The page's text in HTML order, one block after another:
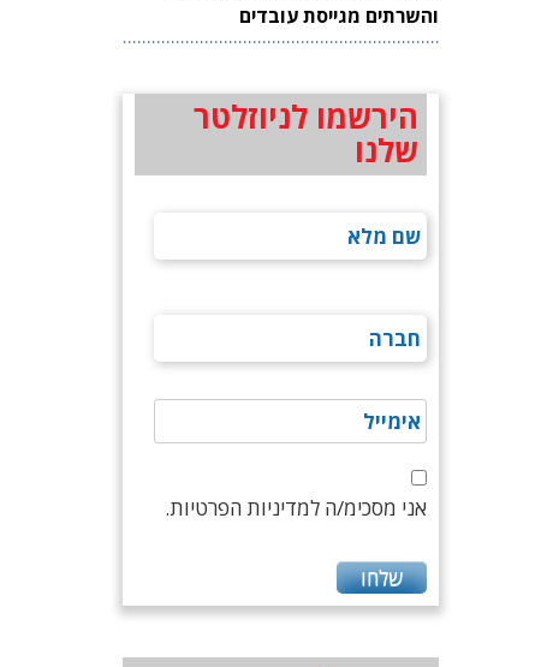
והשרתים מגייסת עובדים
הירשמו לניוזלטר
שלנו
אני מסכימ/ה למדיניות הפרטיות.